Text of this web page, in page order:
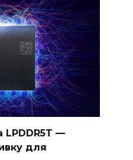
LPDDR5T —
для